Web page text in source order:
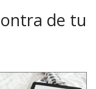
de tu